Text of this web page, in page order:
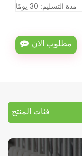
مدة التسليم: 30 يومًا
مطلوب الان
فئات المنتج